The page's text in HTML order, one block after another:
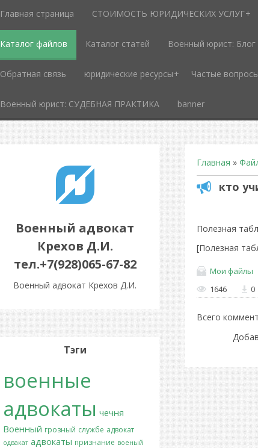
Главная страница СТОИМОСТЬ ЮРИДИЧЕСКИХ УСЛУГ
Каталог файлов Каталог статей Военный юрист: Блог
Обратная связь юридические ресурсы Частые вопросы
Военный юрист: СУДЕБНАЯ ПРАКТИКА banner
Военный адвокат
Крехов Д.И.
тел.+7(928)065-67-82
Военный адвокат Крехов Д.И.
Главная »
кто
Полезная
[Полезная
Мои файлы
1646
0
Всего
Тэги
военные
адвокаты чечня
Военный грозный службе адвокат
одвакат адвокаты признание военый